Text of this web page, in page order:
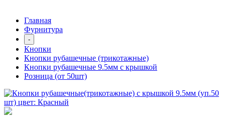
Главная
Фурнитура
-
Кнопки
Кнопки рубашечные (трикотажные)
Кнопки рубашечные 9.5мм с крышкой
Розница (от 50шт)